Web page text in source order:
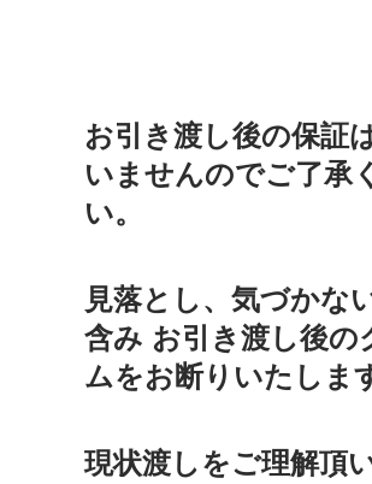
お引き渡し後の保証
いませんのでご了承
い。
見落とし、気づかな
含み お引き渡し後の
ムをお断りいたしま
現状渡しをご理解頂